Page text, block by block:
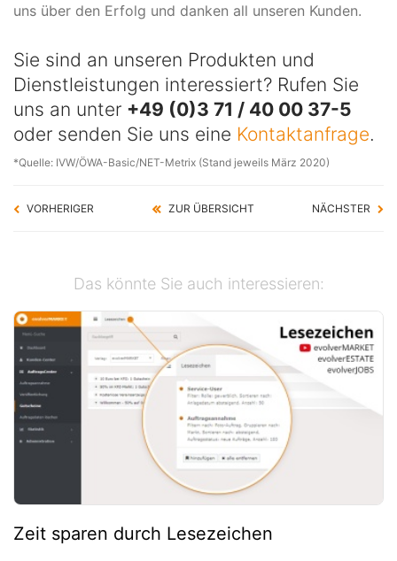
uns über den Erfolg und danken all unseren Kunden.
Sie sind an unseren Produkten und
Dienstleistungen interessiert? Rufen Sie
uns an unter +49 (0)3 71 / 40 00 37-5
oder senden Sie uns eine Kontaktanfrage.
*Quelle: IVW/ÖWA-Basic/NET-Metrix (Stand jeweils März 2020)
VORHERIGER ZUR ÜBERSICHT NÄCHSTER
Das könnte Sie auch interessieren:
Zeit sparen durch Lesezeichen